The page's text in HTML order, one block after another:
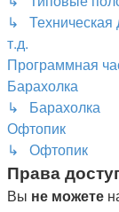
↳ Техническая
т.д.
Программная
Барахолка
↳ Барахолка
Офтопик
↳ Офтопик
Права
Вы не можете